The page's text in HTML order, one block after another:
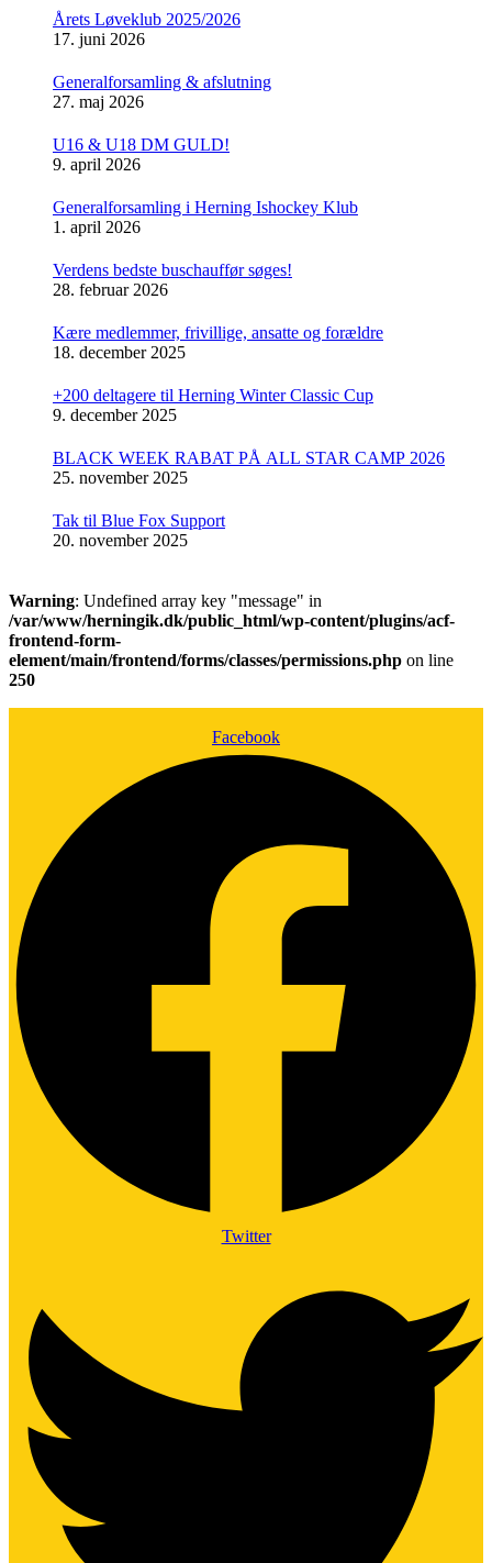
Årets Løveklub 2025/2026
17. juni 2026
Generalforsamling & afslutning
27. maj 2026
U16 & U18 DM GULD!
9. april 2026
Generalforsamling i Herning Ishockey Klub
1. april 2026
Verdens bedste buschauffør søges!
28. februar 2026
Kære medlemmer, frivillige, ansatte og forældre
18. december 2025
+200 deltagere til Herning Winter Classic Cup
9. december 2025
BLACK WEEK RABAT PÅ ALL STAR CAMP 2026
25. november 2025
Tak til Blue Fox Support
20. november 2025
Warning: Undefined array key "message" in
/var/www/herningik.dk/public_html/wp-content/plugins/acf-
frontend-form-
element/main/frontend/forms/classes/permissions.php on line
250
Facebook
Twitter